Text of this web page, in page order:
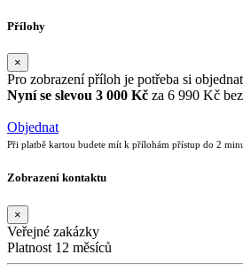
Přílohy
×
Pro zobrazení příloh je potřeba si
Nyní se slevou 3 000 Kč za 6 990 Kč
Objednat
Při platbě kartou budete mít k přílohám přístup do 2
Zobrazení kontaktu
×
Veřejné zakázky
Platnost 12 měsíců